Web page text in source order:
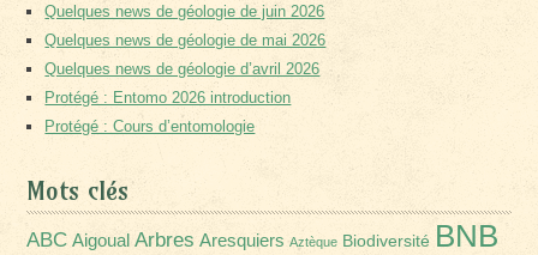
Quelques news de géologie de juin 2026
Quelques news de géologie de mai 2026
Quelques news de géologie d’avril 2026
Protégé : Entomo 2026 introduction
Protégé : Cours d’entomologie
Mots clés
ABC Aigoual Arbres Aresquiers Aztèque Biodiversité BNB